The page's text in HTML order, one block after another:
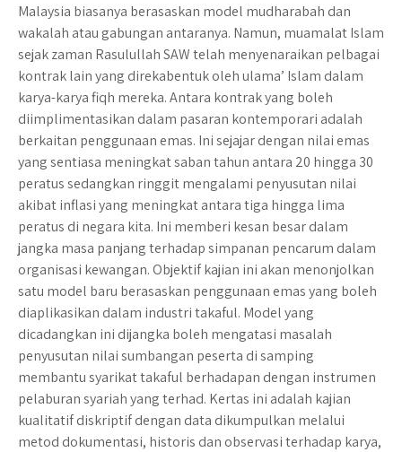
Malaysia biasanya berasaskan model mudharabah dan
wakalah atau gabungan antaranya. Namun, muamalat Islam
sejak zaman Rasulullah SAW telah menyenaraikan pelbagai
kontrak lain yang direkabentuk oleh ulama’ Islam dalam
karya-karya fiqh mereka. Antara kontrak yang boleh
diimplimentasikan dalam pasaran kontemporari adalah
berkaitan penggunaan emas. Ini sejajar dengan nilai emas
yang sentiasa meningkat saban tahun antara 20 hingga 30
peratus sedangkan ringgit mengalami penyusutan nilai
akibat inflasi yang meningkat antara tiga hingga lima
peratus di negara kita. Ini memberi kesan besar dalam
jangka masa panjang terhadap simpanan pencarum dalam
organisasi kewangan. Objektif kajian ini akan menonjolkan
satu model baru berasaskan penggunaan emas yang boleh
diaplikasikan dalam industri takaful. Model yang
dicadangkan ini dijangka boleh mengatasi masalah
penyusutan nilai sumbangan peserta di samping
membantu syarikat takaful berhadapan dengan instrumen
pelaburan syariah yang terhad. Kertas ini adalah kajian
kualitatif diskriptif dengan data dikumpulkan melalui
metod dokumentasi, historis dan observasi terhadap karya,